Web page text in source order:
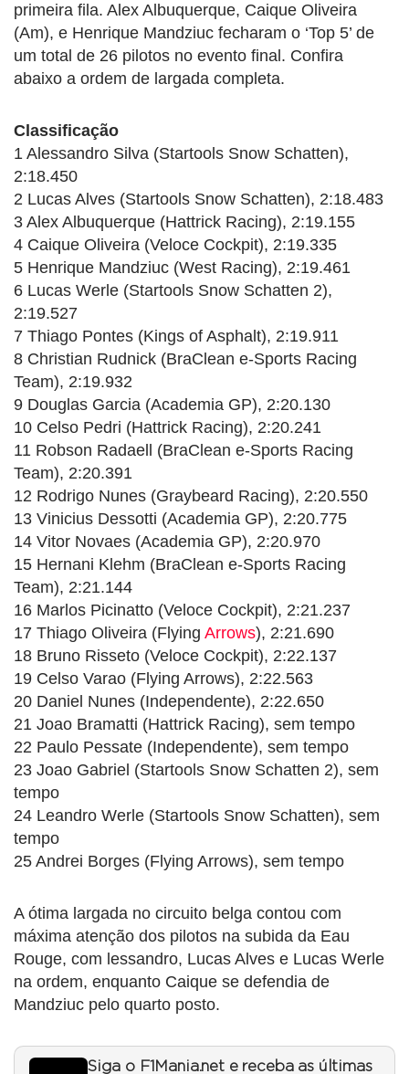
primeira fila. Alex Albuquerque, Caique Oliveira
(Am), e Henrique Mandziuc fecharam o ‘Top 5’ de
um total de 26 pilotos no evento final. Confira
abaixo a ordem de largada completa.
Classificação
1 Alessandro Silva (Startools Snow Schatten),
2:18.450
2 Lucas Alves (Startools Snow Schatten), 2:18.483
3 Alex Albuquerque (Hattrick Racing), 2:19.155
4 Caique Oliveira (Veloce Cockpit), 2:19.335
5 Henrique Mandziuc (West Racing), 2:19.461
6 Lucas Werle (Startools Snow Schatten 2),
2:19.527
7 Thiago Pontes (Kings of Asphalt), 2:19.911
8 Christian Rudnick (BraClean e-Sports Racing
Team), 2:19.932
9 Douglas Garcia (Academia GP), 2:20.130
10 Celso Pedri (Hattrick Racing), 2:20.241
11 Robson Radaell (BraClean e-Sports Racing
Team), 2:20.391
12 Rodrigo Nunes (Graybeard Racing), 2:20.550
13 Vinicius Dessotti (Academia GP), 2:20.775
14 Vitor Novaes (Academia GP), 2:20.970
15 Hernani Klehm (BraClean e-Sports Racing
Team), 2:21.144
16 Marlos Picinatto (Veloce Cockpit), 2:21.237
17 Thiago Oliveira (Flying Arrows), 2:21.690
18 Bruno Risseto (Veloce Cockpit), 2:22.137
19 Celso Varao (Flying Arrows), 2:22.563
20 Daniel Nunes (Independente), 2:22.650
21 Joao Bramatti (Hattrick Racing), sem tempo
22 Paulo Pessate (Independente), sem tempo
23 Joao Gabriel (Startools Snow Schatten 2), sem
tempo
24 Leandro Werle (Startools Snow Schatten), sem
tempo
25 Andrei Borges (Flying Arrows), sem tempo
A ótima largada no circuito belga contou com
máxima atenção dos pilotos na subida da Eau
Rouge, com lessandro, Lucas Alves e Lucas Werle
na ordem, enquanto Caique se defendia de
Mandziuc pelo quarto posto.
Siga o F1Mania.net e receba as últimas